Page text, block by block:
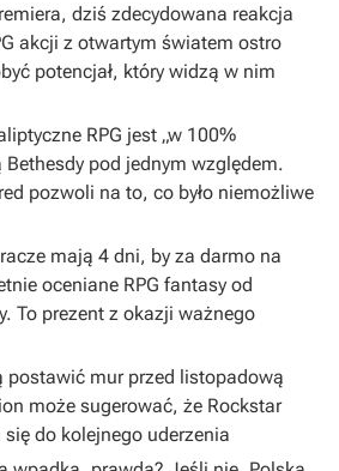
dziś zdecydowana reakcja
akcji z otwartym światem ostro
potencjał, który widzą w nim
RPG jest „w 100%
Bethesdy pod jednym względem.
pozwoli na to, co było niemożliwe
mają 4 dni, by za darmo na
oceniane RPG fantasy od
To prezent z okazji ważnego
postawić mur przed listopadową
może sugerować, że Rockstar
do kolejnego uderzenia